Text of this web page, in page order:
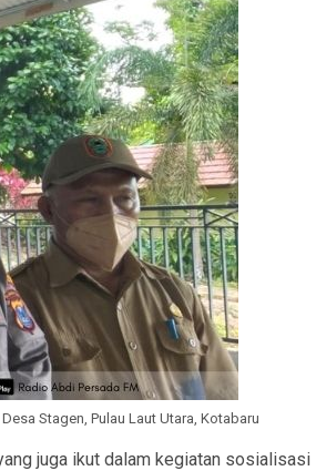
Stagen, Pulau Laut Utara, Kotabaru
juga ikut dalam kegiatan sosialisasi